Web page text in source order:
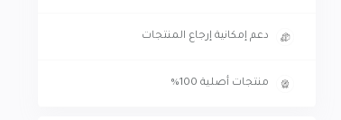
دعم إمكانية إرجاع المنتجات
منتجات أصلية 100%